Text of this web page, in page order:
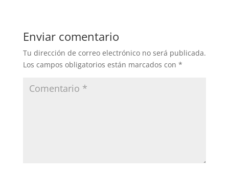
Enviar comentario
Tu dirección de correo electrónico no será publicada.
Los campos obligatorios están marcados con *